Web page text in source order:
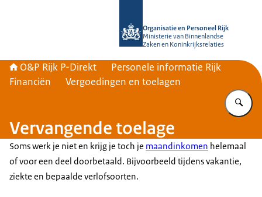
Organisatie en Personeel Rijk
Ministerie van Binnenlandse
Zaken en Koninkrijksrelaties
O&P Rijk P-Direkt
Personele informatie Rijk
Financiën
Vergoedingen en toelagen
Vervangende toelage
Soms werk je niet en krijg je toch je maandinkomen helemaal
of voor een deel doorbetaald. Bijvoorbeeld tijdens vakantie,
ziekte en bepaalde verlofsoorten.